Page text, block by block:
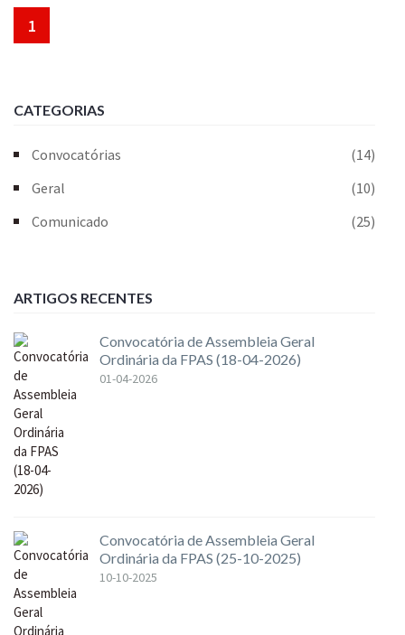
1
CATEGORIAS
Convocatórias
(14)
Geral
(10)
Comunicado
(25)
ARTIGOS RECENTES
Convocatória de Assembleia Geral
Ordinária da FPAS (18-04-2026)
01-04-2026
Convocatória de Assembleia Geral
Ordinária da FPAS (25-10-2025)
10-10-2025